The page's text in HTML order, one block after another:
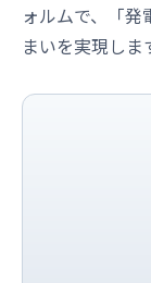
ォルムで、「
まいを実現しま